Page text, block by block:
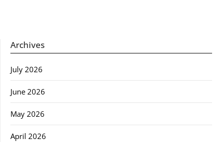
Archives
July 2026
June 2026
May 2026
April 2026